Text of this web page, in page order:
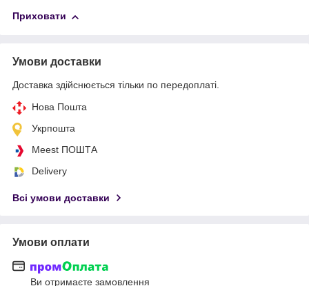
Приховати
Умови доставки
Доставка здійснюється тільки по передоплаті.
Нова Пошта
Укрпошта
Meest ПОШТА
Delivery
Всі умови доставки
Умови оплати
Ви отримаєте замовлення